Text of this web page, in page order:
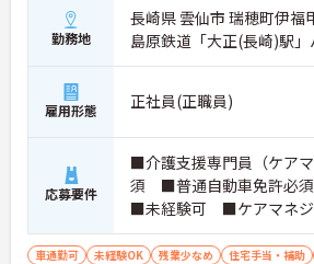
勤務地
長崎県 雲仙市 瑞穂町伊福
島原鉄道「大正(長崎)駅
雇用形態 正社員(正職員)
応募要件
■介護支援専門員（ケア
須 ■普通自動車免許必
■未経験可 ■ケアマネジ
務経験者優遇
車通勤可 未経験OK 残業少なめ 住宅手当・補助